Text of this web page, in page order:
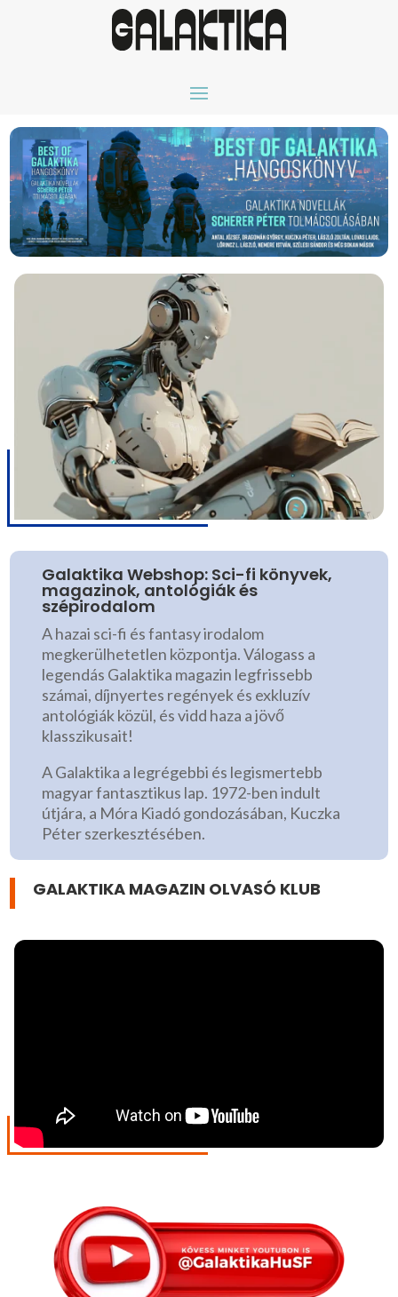
Galaktika Webshop: Sci-fi könyvek,
magazinok, antológiák és
szépirodalom
A hazai sci-fi és fantasy irodalom
megkerülhetetlen központja. Válogass a
legendás Galaktika magazin legfrissebb
számai, díjnyertes regények és exkluzív
antológiák közül, és vidd haza a jövő
klasszikusait!
A Galaktika a legrégebbi és legismertebb
magyar fantasztikus lap. 1972-ben indult
útjára, a Móra Kiadó gondozásában, Kuczka
Péter szerkesztésében.
GALAKTIKA MAGAZIN OLVASÓ KLUB